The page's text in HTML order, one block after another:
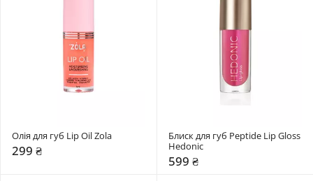
Олія для губ Lip Oil Zola
299 ₴
Блиск для губ Peptide Lip Gloss
Hedonic
599 ₴